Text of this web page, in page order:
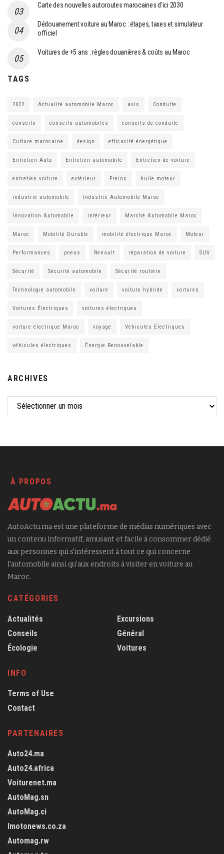
Carte des nouvelles autoroutes marocaines d’ici 2030
Dédouanement voiture au Maroc : étapes, taxes et simulateur
officiel
Voitures de +5 ans : règles douanières & coûts au Maroc
TAGS
2022 Actualité automobile Maroc avis Conduite
conseils conseils automobiles conseils de conduite
Culture marocaine design efficacité énergétique
Entretien Auto Entretien automobile Entretien de voiture
entretien voiture extérieur Freins huile moteur
industrie automobile Industrie Automobile Maroc
Innovation Automobile intérieur Marché Automobile Maroc
Maroc Mobilité Durable mobilité électrique Maroc Moteur
Performances pneus Renault réparation de voiture SUV
Sécurité Sécurité automobile Sécurité routière
Technologie automobile voiture voiture hybride voitures
Voitures Électriques voitures électriques
voiture électrique Maroc voyage Véhicules Électriques
véhicules électriques Énergie Renouvelable
ARCHIVES
À PROPOS
AutoActu.ma est une plateforme de médias numériques avec
un contenu informatif, amusant et facile à consommer dédié
aux personnes qui s'intéressent à tout ce qui concerne
l'automobile ainsi qu'aux endroits à visiter en voiture au
Maroc.
CATÉGORIES
Actualités
Conseils
Écologie
Excursions
Général
Voitures
INFO
Terms of Use
Contact
PARTENAIRES
Auto24.ma
Auto24.africa
Voiturenet.ma
AutoMag.sn
AutoMag.ci
Imotonews.co.za
Automag.rw